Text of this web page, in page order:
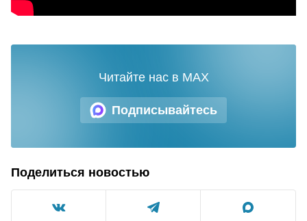
Подписывайтесь
Читайте нас в MAX
Поделиться новостью